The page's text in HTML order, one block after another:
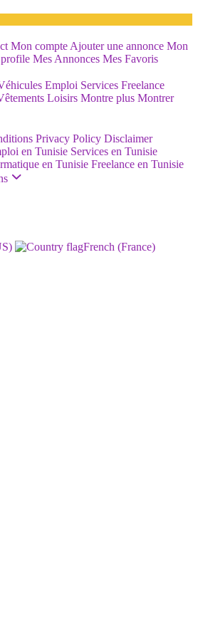
Mon compte Ajouter une annonce Mon
Mes Annonces Mes Favoris
Emploi Services Freelance
Loisirs Montre plus Montrer
Privacy Policy Disclaimer
en Tunisie Services en Tunisie
en Tunisie Freelance en Tunisie
French (France)‎